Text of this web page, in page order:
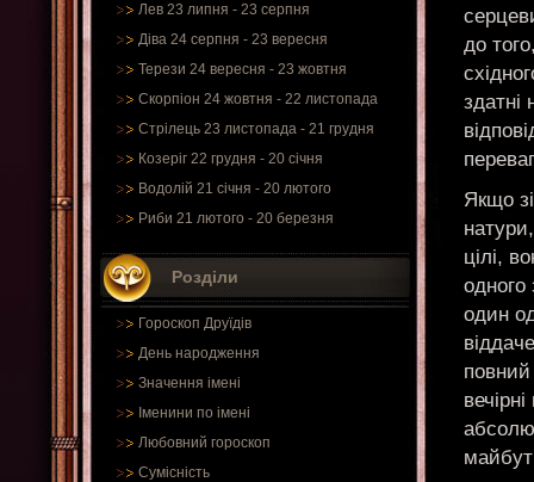
Лев 23 липня - 23 серпня
Діва 24 серпня - 23 вересня
Терези 24 вересня - 23 жовтня
Скорпіон 24 жовтня - 22 листопада
Стрілець 23 листопада - 21 грудня
Козеріг 22 грудня - 20 січня
Водолій 21 січня - 20 лютого
Риби 21 лютого - 20 березня
Розділи
Гороскоп Друїдів
День народження
Значення імені
Іменини по імені
Любовний гороскоп
Сумісність
до
здатні
Якщо
цілі,
одного
один